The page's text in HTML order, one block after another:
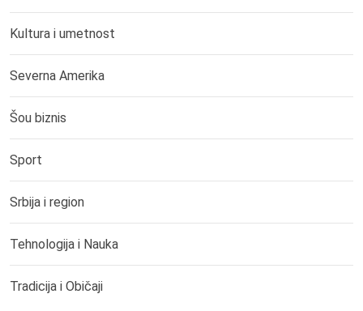
Kultura i umetnost
Severna Amerika
Šou biznis
Sport
Srbija i region
Tehnologija i Nauka
Tradicija i Običaji